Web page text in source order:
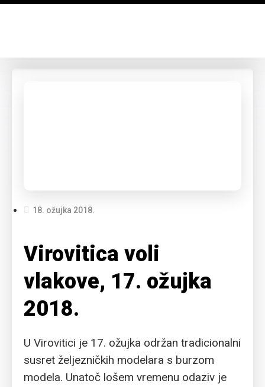
18. ožujka 2018.
Virovitica voli
vlakove, 17. ožujka
2018.
U Virovitici je 17. ožujka održan tradicionalni
susret željezničkih modelara s burzom
modela. Unatoč lošem vremenu odaziv je